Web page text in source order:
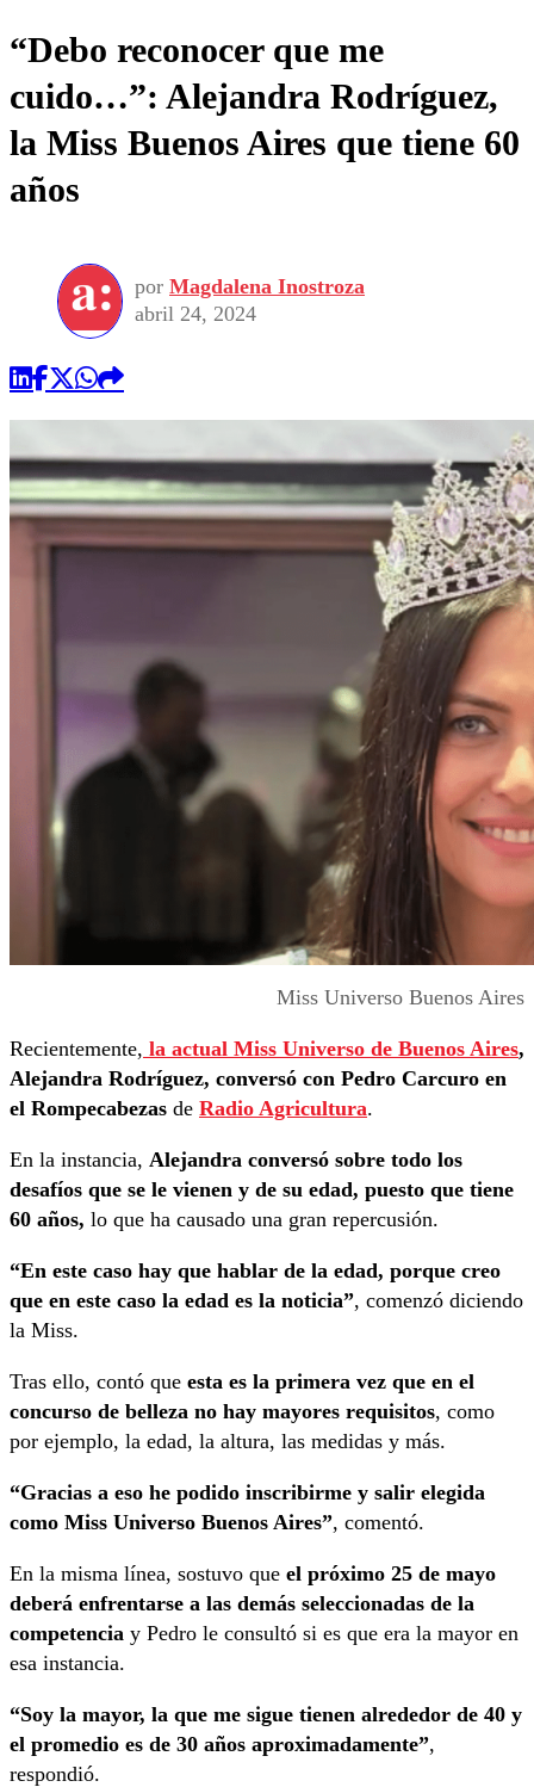
“Debo reconocer que me
cuido…”: Alejandra Rodríguez,
la Miss Buenos Aires que tiene 60
años
por Magdalena Inostroza
abril 24, 2024
Miss Universo Buenos Aires
Recientemente, la actual Miss Universo de Buenos Aires,
Alejandra Rodríguez, conversó con Pedro Carcuro en
el Rompecabezas de Radio Agricultura.
En la instancia, Alejandra conversó sobre todo los
desafíos que se le vienen y de su edad, puesto que tiene
60 años, lo que ha causado una gran repercusión.
“En este caso hay que hablar de la edad, porque creo
que en este caso la edad es la noticia”, comenzó diciendo
la Miss.
Tras ello, contó que esta es la primera vez que en el
concurso de belleza no hay mayores requisitos, como
por ejemplo, la edad, la altura, las medidas y más.
“Gracias a eso he podido inscribirme y salir elegida
como Miss Universo Buenos Aires”, comentó.
En la misma línea, sostuvo que el próximo 25 de mayo
deberá enfrentarse a las demás seleccionadas de la
competencia y Pedro le consultó si es que era la mayor en
esa instancia.
“Soy la mayor, la que me sigue tienen alrededor de 40 y
el promedio es de 30 años aproximadamente”,
respondió.